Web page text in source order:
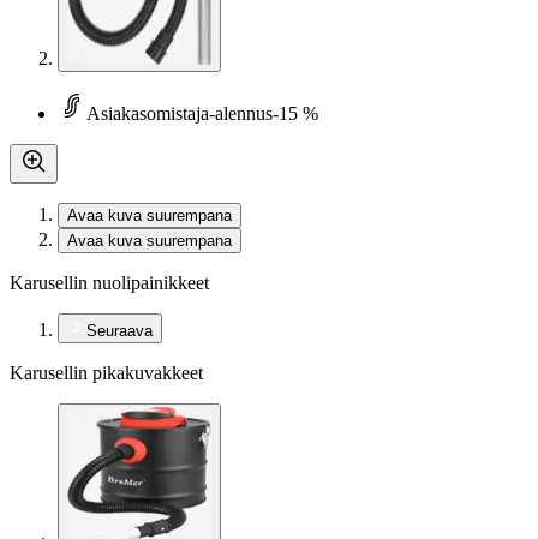
Asiakasomistaja-alennus-15 %
Avaa kuva suurempana
Avaa kuva suurempana
Karusellin nuolipainikkeet
Seuraava
Karusellin pikakuvakkeet